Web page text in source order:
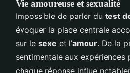
Vie amoureuse et sexualité
Impossible de parler du test
évoquer la place centrale
sur le sexe et l’amour. De la
sentimentale aux expériences
chaque réponse influe